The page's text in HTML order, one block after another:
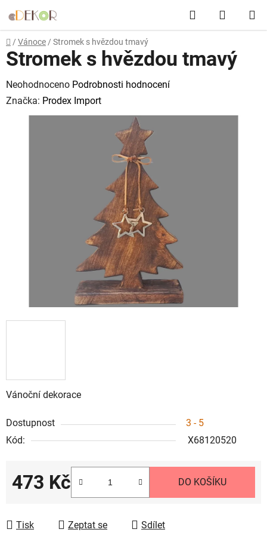
na
obsah
Hledat
KOŠÍK
Domů
/ Vánoce / Stromek s hvězdou tmavý
Vánoční dekorace
Dostupnost
3 - 5
Kód:
X68120520
473 Kč DO KOŠÍKU
Tisk Zeptat se Sdílet
Stromek s hvězdou tmavý
Průměrné
hodnocení
produktu
Neohodnoceno Podrobnosti hodnocení
Značka: Prodex Import